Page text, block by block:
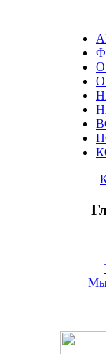
Мы